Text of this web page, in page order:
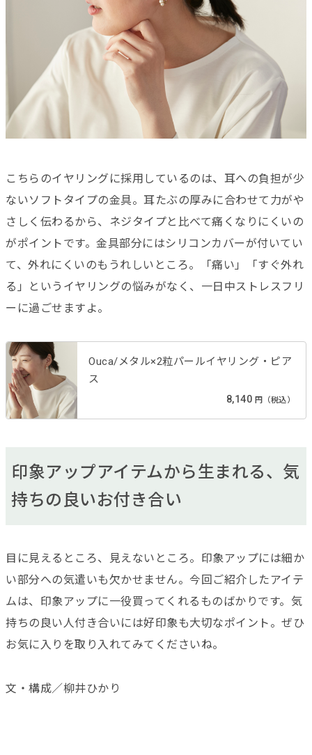
こちらのイヤリングに採用しているのは、耳への負担が少
ないソフトタイプの金具。耳たぶの厚みに合わせて力がや
さしく伝わるから、ネジタイプと比べて痛くなりにくいの
がポイントです。金具部分にはシリコンカバーが付いてい
て、外れにくいのもうれしいところ。「痛い」「すぐ外れ
る」というイヤリングの悩みがなく、一日中ストレスフリ
ーに過ごせますよ。
Ouca/メタル×2粒パールイヤリング・ピア
ス
8,140 円（税込）
印象アップアイテムから生まれる、気
持ちの良いお付き合い
目に見えるところ、見えないところ。印象アップには細か
い部分への気遣いも欠かせません。今回ご紹介したアイテ
ムは、印象アップに一役買ってくれるものばかりです。気
持ちの良い人付き合いには好印象も大切なポイント。ぜひ
お気に入りを取り入れてみてくださいね。
文・構成／柳井ひかり